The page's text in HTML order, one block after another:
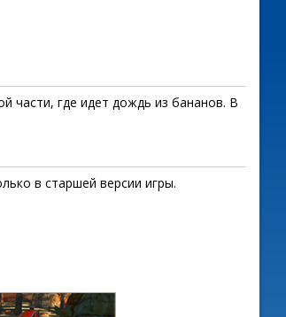
части, где идет дождь из бананов. В
в старшей версии игры.